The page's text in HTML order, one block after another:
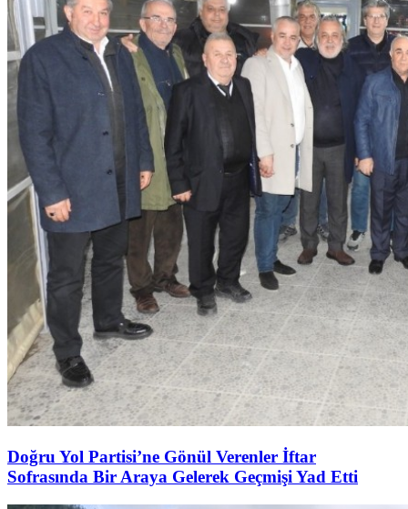
Doğru Yol Partisi’ne Gönül Verenler İftar
Sofrasında Bir Araya Gelerek Geçmişi Yad Etti